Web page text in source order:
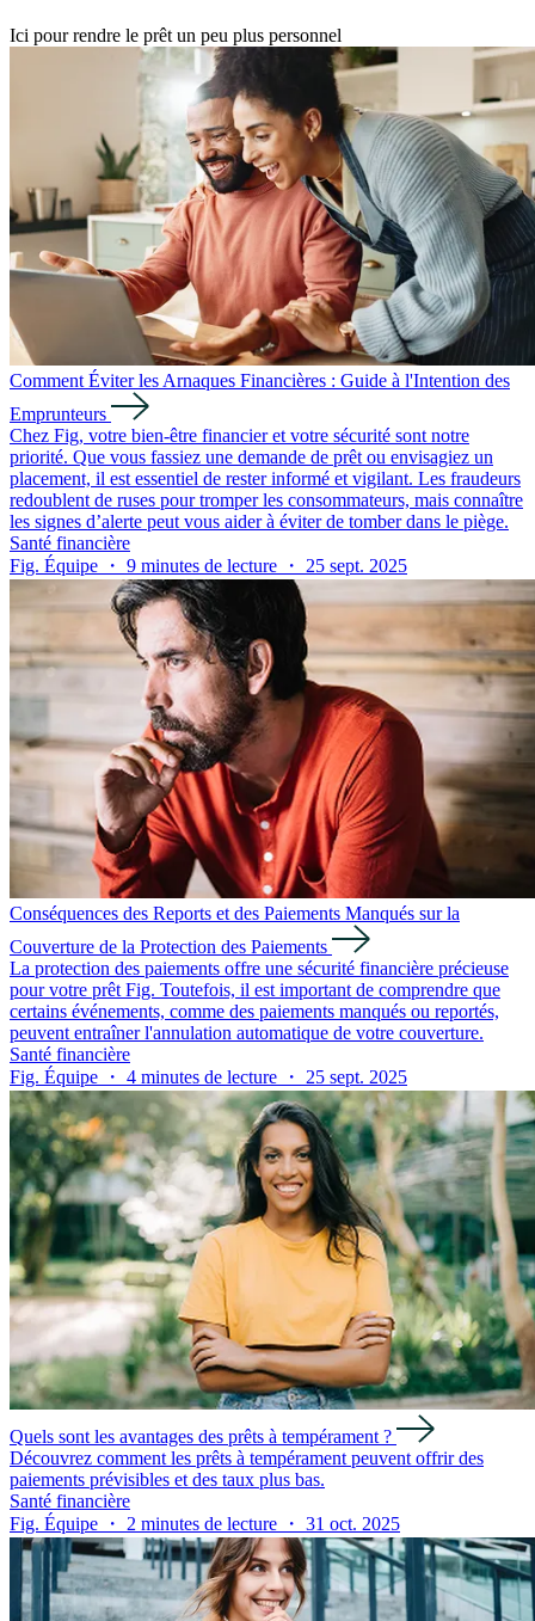
Ici pour rendre le prêt un peu plus personnel
Comment Éviter les Arnaques Financières : Guide à l'Intention des
Emprunteurs
Chez Fig, votre bien-être financier et votre sécurité sont notre
priorité. Que vous fassiez une demande de prêt ou envisagiez un
placement, il est essentiel de rester informé et vigilant. Les fraudeurs
redoublent de ruses pour tromper les consommateurs, mais connaître
les signes d’alerte peut vous aider à éviter de tomber dans le piège.
Santé financière
Fig. Équipe ・ 9 minutes de lecture ・ 25 sept. 2025
Conséquences des Reports et des Paiements Manqués sur la
Couverture de la Protection des Paiements
La protection des paiements offre une sécurité financière précieuse
pour votre prêt Fig. Toutefois, il est important de comprendre que
certains événements, comme des paiements manqués ou reportés,
peuvent entraîner l'annulation automatique de votre couverture.
Santé financière
Fig. Équipe ・ 4 minutes de lecture ・ 25 sept. 2025
Quels sont les avantages des prêts à tempérament ?
Découvrez comment les prêts à tempérament peuvent offrir des
paiements prévisibles et des taux plus bas.
Santé financière
Fig. Équipe ・ 2 minutes de lecture ・ 31 oct. 2025